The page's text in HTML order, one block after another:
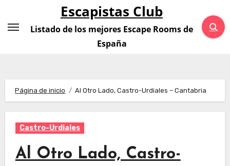
contenido
Escapistas Club
Listado de los mejores Escape Rooms de
España
Página de inicio Al Otro Lado, Castro-Urdiales – Cantabria
Castro-Urdiales
Al Otro Lado, Castro-